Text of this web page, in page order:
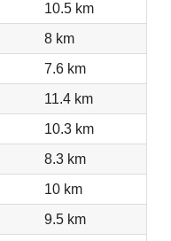
10.5 km
8 km
7.6 km
11.4 km
10.3 km
8.3 km
10 km
9.5 km